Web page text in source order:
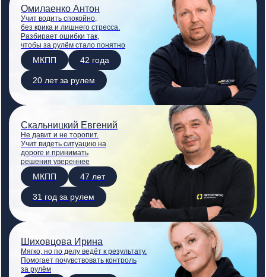
Омилаенко Антон
Учит водить спокойно,
без крика и лишнего стресса.
Разбирает ошибки так,
чтобы за рулём стало понятно
МКПП 42 года
20 лет за рулем
Скальницкий Евгений
Не давит и не торопит.
Учит видеть ситуацию на
дороге и принимать
решения увереннее
МКПП 47 лет
31 год за рулем
Шиховцова Ирина
Мягко, но по делу ведёт к результату.
Помогает почувствовать контроль
за рулём